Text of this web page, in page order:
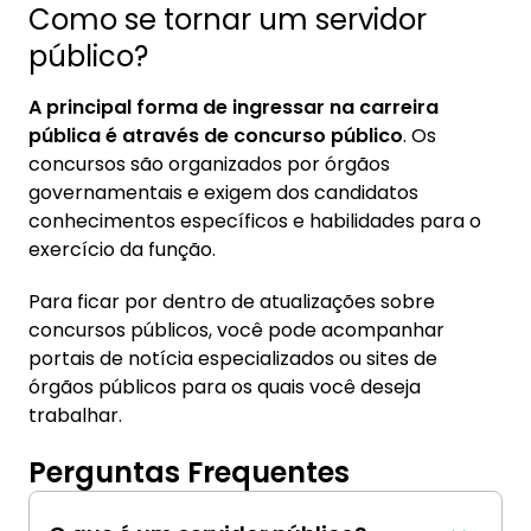
Como se tornar um servidor
público?
A principal forma de ingressar na carreira
pública é através de concurso público. Os
concursos são organizados por órgãos
governamentais e exigem dos candidatos
conhecimentos específicos e habilidades para o
exercício da função.
Para ficar por dentro de atualizações sobre
concursos públicos, você pode acompanhar
portais de notícia especializados ou sites de
órgãos públicos para os quais você deseja
trabalhar.
Perguntas Frequentes